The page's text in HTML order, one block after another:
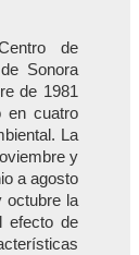
de
Sonora
de 1981
en cuatro
La
y
a agosto
octubre la
efecto de